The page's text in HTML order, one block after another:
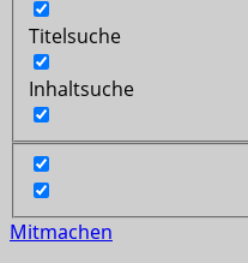
Titelsuche
Inhaltsuche
Mitmachen